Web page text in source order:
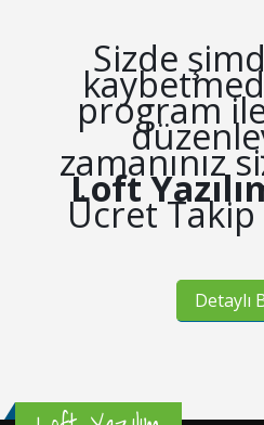
Sizde
program
zamanınız
Loft
Ücret Takip
Detaylı